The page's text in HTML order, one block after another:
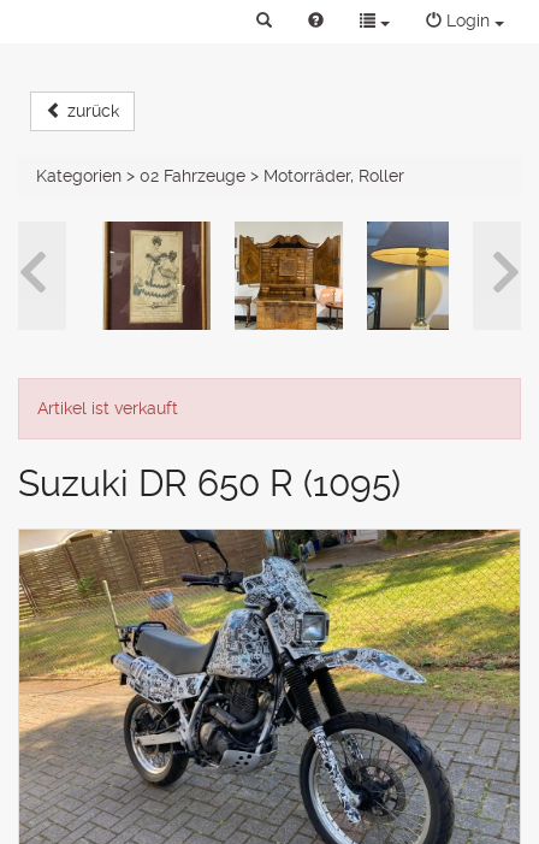
Login
zurück
Kategorien > 02 Fahrzeuge > Motorräder, Roller
Artikel ist verkauft
Suzuki DR 650 R (1095)